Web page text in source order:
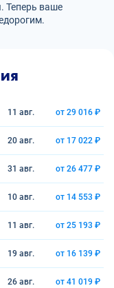
Теперь ваше
11 авг. от 29 016 ₽
20 авг. от 17 022 ₽
31 авг. от 26 477 ₽
10 авг. от 14 553 ₽
11 авг. от 25 193 ₽
19 авг. от 16 139 ₽
26 авг. от 41 019 ₽